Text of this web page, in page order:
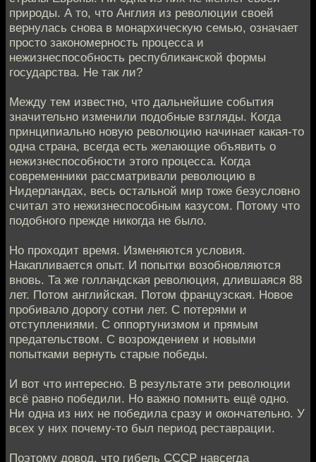
природы. А то, что Англия из революции своей
вернулась снова в монархическую семью, означает
просто закономерность процесса и
нежизнеспособность республиканской формы
государства. Не так ли?
Между тем известно, что дальнейшие события
значительно изменили подобные взгляды. Когда
принципиально новую революцию начинает какая-то
одна страна, всегда есть желающие объявить о
нежизнеспособности этого процесса. Когда
современники рассматривали революцию в
Нидерландах, весь остальной мир тоже безусловно
считал это нежизнеспособным казусом. Потому что
подобного прежде никогда не было.
Но проходит время. Изменяются условия.
Накапливается опыт. И попытки возобновляются
вновь. Та же голландская революция, длившаяся 88
лет. Потом английская. Потом французская. Новое
пробивало дорогу сотни лет. С потерями и
отступлениями. С оппортунизмом и прямым
предательством. С возрождением и новыми
попытками вернуть старые победы.
И вот что интересно. В результате эти революции
всё равно победили. Но важно помнить ещё одно.
Ни одна из них не победила сразу и окончательно. У
всех у них почему-то был период реставрации.
Поэтому довод, что гибель СССР навсегда